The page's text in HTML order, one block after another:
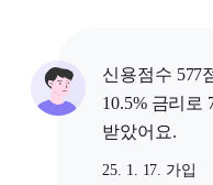
신용점수 577
10.5% 금리로
받았어요.
25. 1. 17. 가입